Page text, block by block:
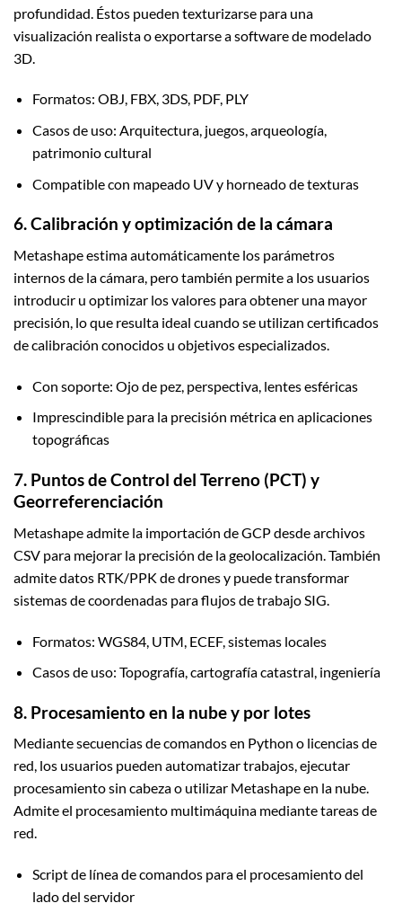
profundidad. Éstos pueden texturizarse para una
visualización realista o exportarse a software de modelado
3D.
Formatos: OBJ, FBX, 3DS, PDF, PLY
Casos de uso: Arquitectura, juegos, arqueología,
patrimonio cultural
Compatible con mapeado UV y horneado de texturas
6. Calibración y optimización de la cámara
Metashape estima automáticamente los parámetros
internos de la cámara, pero también permite a los usuarios
introducir u optimizar los valores para obtener una mayor
precisión, lo que resulta ideal cuando se utilizan certificados
de calibración conocidos u objetivos especializados.
Con soporte: Ojo de pez, perspectiva, lentes esféricas
Imprescindible para la precisión métrica en aplicaciones
topográficas
7. Puntos de Control del Terreno (PCT) y
Georreferenciación
Metashape admite la importación de GCP desde archivos
CSV para mejorar la precisión de la geolocalización. También
admite datos RTK/PPK de drones y puede transformar
sistemas de coordenadas para flujos de trabajo SIG.
Formatos: WGS84, UTM, ECEF, sistemas locales
Casos de uso: Topografía, cartografía catastral, ingeniería
8. Procesamiento en la nube y por lotes
Mediante secuencias de comandos en Python o licencias de
red, los usuarios pueden automatizar trabajos, ejecutar
procesamiento sin cabeza o utilizar Metashape en la nube.
Admite el procesamiento multimáquina mediante tareas de
red.
Script de línea de comandos para el procesamiento del
lado del servidor